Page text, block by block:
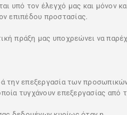
υπό τον έλεγχό μας και μόνον
επιπέδου προστασίας.
πράξη μας υποχρεώνει να
την επεξεργασία των
τυγχάνουν επεξεργασίας από